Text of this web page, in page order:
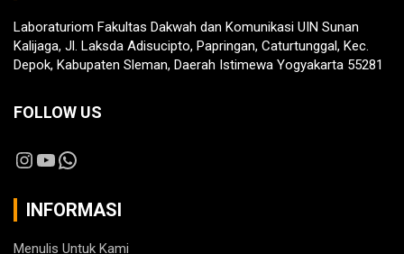
Laboraturiom Fakultas Dakwah dan Komunikasi UIN Sunan
Kalijaga, Jl. Laksda Adisucipto, Papringan, Caturtunggal, Kec.
Depok, Kabupaten Sleman, Daerah Istimewa Yogyakarta 55281
FOLLOW US
Instagram
YouTube
WhatsApp
INFORMASI
Menulis Untuk Kami